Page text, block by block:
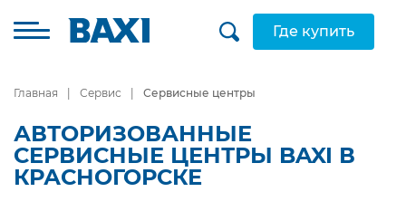
Где купить
Главная Сервис Сервисные центры
АВТОРИЗОВАННЫЕ
СЕРВИСНЫЕ ЦЕНТРЫ BAXI В
КРАСНОГОРСКЕ